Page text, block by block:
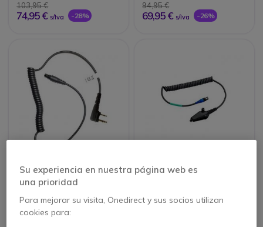
103,95 €
74,95 € s/Iva -28%
94,95 €
69,95 € s/Iva -26%
Cable 3M Peltor FLX2-
ASDS51
3M Peltor Cable FLX2
- 107-50
Su experiencia en nuestra página web es
una prioridad
Para mejorar su visita, Onedirect y sus socios utilizan
cookies para: